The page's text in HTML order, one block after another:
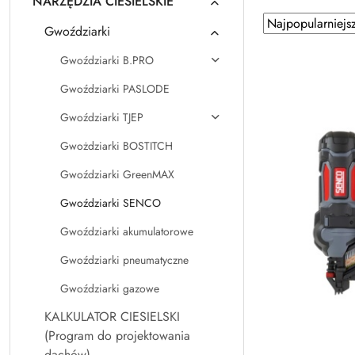
Gwoździarki
Gwoździarki B.PRO
Gwoździarki PASLODE
Gwoździarki TJEP
Gwożdziarki BOSTITCH
Gwoździarki GreenMAX
Gwoździarki SENCO
Gwoździarki akumulatorowe
Gwoździarki pneumatyczne
Gwoździarki gazowe
KALKULATOR CIESIELSKI
(Program do projektowania
Zastosowano
sortowanie:
Sortuj
według